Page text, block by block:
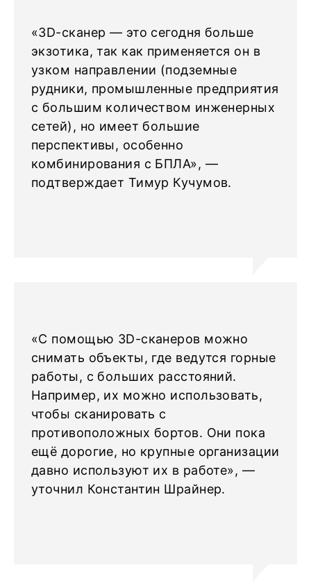
«3D-сканер — это сегодня больше
экзотика, так как применяется он в
узком направлении (подземные
рудники, промышленные предприятия
с большим количеством инженерных
сетей), но имеет большие
перспективы, особенно
комбинирования с БПЛА», —
подтверждает Тимур Кучумов.
«С помощью 3D-сканеров можно
снимать объекты, где ведутся горные
работы, с больших расстояний.
Например, их можно использовать,
чтобы сканировать с
противоположных бортов. Они пока
ещё дорогие, но крупные организации
давно используют их в работе», —
уточнил Константин Шрайнер.